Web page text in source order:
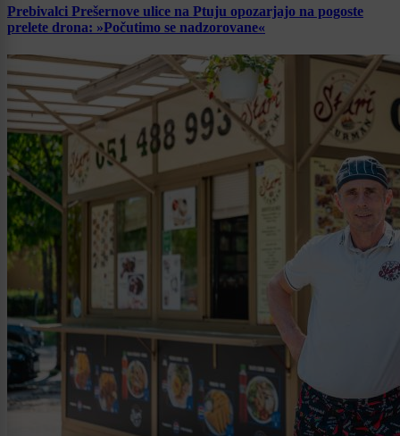
Prebivalci Prešernove ulice na Ptuju opozarjajo na pogoste
prelete drona: »Počutimo se nadzorovane«